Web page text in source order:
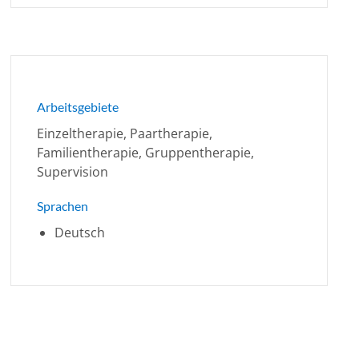
Arbeitsgebiete
Einzeltherapie, Paartherapie,
Familientherapie, Gruppentherapie,
Supervision
Sprachen
Deutsch